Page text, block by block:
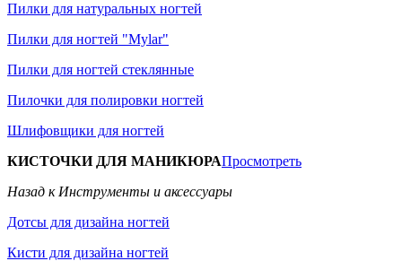
Пилки для натуральных ногтей
Пилки для ногтей "Mylar"
Пилки для ногтей стеклянные
Пилочки для полировки ногтей
Шлифовщики для ногтей
КИСТОЧКИ ДЛЯ МАНИКЮРАПросмотреть
Назад к Инструменты и аксессуары
Дотсы для дизайна ногтей
Кисти для дизайна ногтей